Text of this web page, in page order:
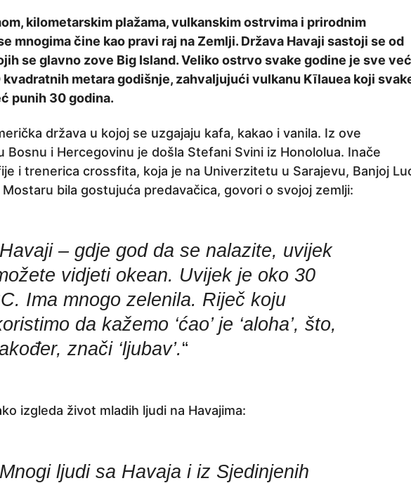
kilometarskim plažama, vulkanskim ostrvima i prirodnim
mnogima čine kao pravi raj na Zemlji. Država Havaji sastoji se od
se glavno zove Big Island. Veliko ostrvo svake godine je sve
metara godišnje, zahvaljujući vulkanu Kīlauea koji
punih 30 godina.
država u kojoj se uzgajaju kafa, kakao i vanila. Iz ove
Bosnu i Hercegovinu je došla Stefani Svini iz Honololua. Inače
i trenerica crossfita, koja je na Univerzitetu u Sarajevu, Banjoj
bila gostujuća predavačica, govori o svojoj zemlji:
Havaji – gdje god da se nalazite, uvijek
vidjeti okean. Uvijek je oko 30
Ima mnogo zelenila. Riječ koju
da kažemo ‘ćao’ je ‘aloha’, što,
znači ‘ljubav’.“
izgleda život mladih ljudi na Havajima:
Mnogi ljudi sa Havaja i iz Sjedinjenih